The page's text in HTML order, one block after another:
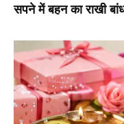
सपने में बहन का राखी